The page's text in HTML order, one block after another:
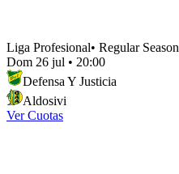
Liga Profesional• Regular Season
Dom 26 jul • 20:00
Defensa Y Justicia
Aldosivi
Ver Cuotas